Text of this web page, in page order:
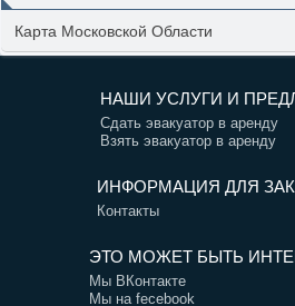
Карта Московской Области
НАШИ УСЛУГИ И
Сдать эвакуатор в аренду
Взять эвакуатор в аренду
ИНФОРМАЦИЯ ДЛЯ
Контакты
ЭТО МОЖЕТ БЫТЬ
Мы ВКонтакте
Мы на fecebook